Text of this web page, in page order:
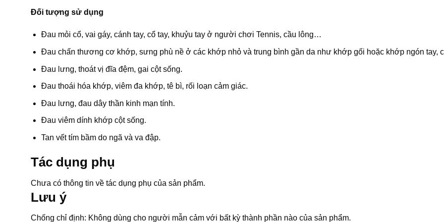
Đối tượng sử dụng
Đau mỏi cổ, vai gáy, cánh tay, cổ tay, khuỷu tay ở người chơi Tennis, cầu lông…
Đau chấn thương cơ khớp, sưng phù nề ở các khớp nhỏ và trung bình gần da như khớp gối hoặc khớp ngón tay,
Đau lưng, thoát vị đĩa đệm, gai cột sống.
Đau thoái hóa khớp, viêm đa khớp, tê bì, rối loạn cảm giác.
Đau lưng, đau dây thần kinh mạn tính.
Đau viêm dính khớp cột sống.
Tan vết tím bầm do ngã và va đập.
Tác dụng phụ
Chưa có thông tin về tác dụng phụ của sản phẩm.
Lưu ý
Chống chỉ định: Không dùng cho người mẫn cảm với bất kỳ thành phần nào của sản phẩm.